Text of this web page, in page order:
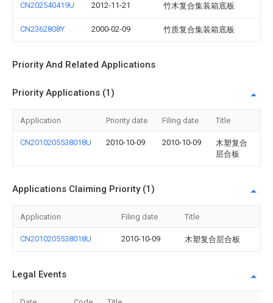
CN202540419U 2012-11-21 竹木复合集装箱底板
CN2362808Y 2000-02-09 竹质复合集装箱底板
Priority And Related Applications
Priority Applications (1)
Application Priority date Filing date Title
CN2010205538018U 2010-10-09 2010-10-09
木塑复合
层合板
Applications Claiming Priority (1)
Application Filing date Title
CN2010205538018U 2010-10-09 木塑复合层合板
Legal Events